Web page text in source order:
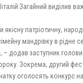
Загайний виділив
патріотичну,
мандрівку в
– додав заступник
Зокрема, другий
оголосять конкурс на